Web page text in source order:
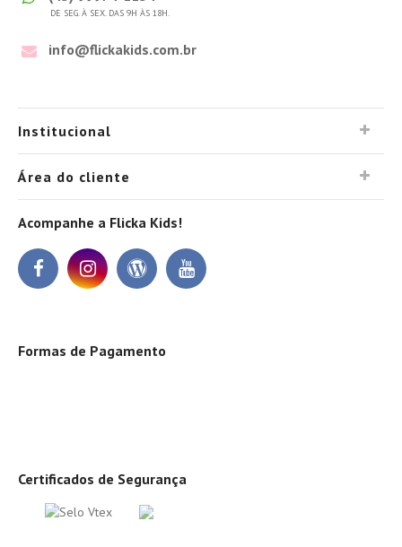
DE SEG. À SEX. DAS 9H ÀS 18H.
info@flickakids.com.br
Institucional
Área do cliente
Acompanhe a Flicka Kids!
Formas de Pagamento
Certificados de Segurança